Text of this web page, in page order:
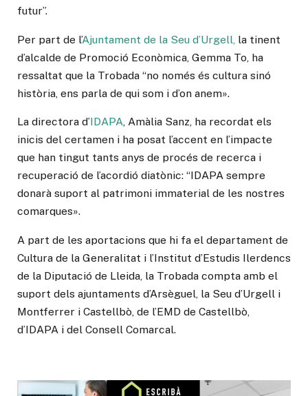
futur”.
Per part de l’Ajuntament de la Seu d’Urgell, la tinent
d’alcalde de Promoció Econòmica, Gemma To, ha
ressaltat que la Trobada “no només és cultura sinó
història, ens parla de qui som i d’on anem».
La directora d’IDAPA, Amàlia Sanz, ha recordat els
inicis del certamen i ha posat l’accent en l’impacte
que han tingut tants anys de procés de recerca i
recuperació de l’acordió diatònic: “IDAPA sempre
donarà suport al patrimoni immaterial de les nostres
comarques».
A part de les aportacions que hi fa el departament de
Cultura de la Generalitat i l’Institut d’Estudis Ilerdencs
de la Diputació de Lleida, la Trobada compta amb el
suport dels ajuntaments d’Arsèguel, la Seu d’Urgell i
Montferrer i Castellbò, de l’EMD de Castellbò,
d’IDAPA i del Consell Comarcal.